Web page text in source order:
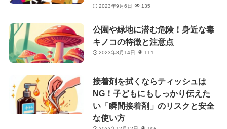
2023年9月6日 135
公園や緑地に潜む危険！身近な毒
キノコの特徴と注意点
2023年8月14日 111
接着剤を拭くならティッシュは
NG！子どもにもしっかり伝えた
い「瞬間接着剤」のリスクと安全
な使い方